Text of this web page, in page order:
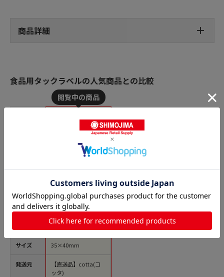
商品詳細
食品用タックラベルの人気商品との比較
サイズ
発送元
cotta シール 496 要
（ご注文単位1袋）
【直送品】
￥135
35×40mm
【直送品】cotta(コ
ッタ)